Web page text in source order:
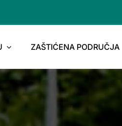
ZAŠTIĆENA PODRUČJA